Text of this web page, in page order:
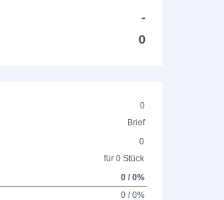
-
0
0
Brief
0
für 0 Stück
0 / 0%
0 / 0%